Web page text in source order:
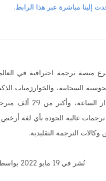
إلينا مباشرة عبر هذا الرابط.
منصة ترجمة احترافية في
السحابية، والخوارزميات
المشاريع على مدار
نُشر في 19 مايو 2022 بواسطة